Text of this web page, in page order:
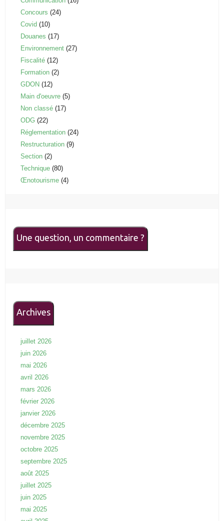
Concours (24)
Covid (10)
Douanes (17)
Environnement (27)
Fiscalité (12)
Formation (2)
GDON (12)
Main d'oeuvre (5)
Non classé (17)
ODG (22)
Réglementation (24)
Restructuration (9)
Section (2)
Technique (80)
Œnotourisme (4)
Une question, un commentaire ?
Archives
juillet 2026
juin 2026
mai 2026
avril 2026
mars 2026
février 2026
janvier 2026
décembre 2025
novembre 2025
octobre 2025
septembre 2025
août 2025
juillet 2025
juin 2025
mai 2025